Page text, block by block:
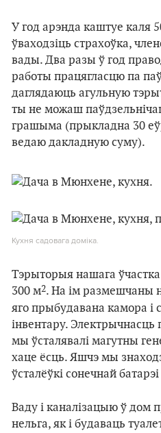
У год арэнда каштуе каля
ўваходзіць страхоўка,
вады. Два разы ў год
работы працягласцю па
даглядаюць агульную
ты не можаш
грашыма (прыкладна 30
ведаю дакладную суму).
Кухня садовага доміка.
Тэрыторыя нашага ўчастка
300 м2. На ім размешчаны
яго прыбудавана камора і
інвентару. Электрычнасць
мы ўсталявалі магутны
хаце ёсць. Яшчэ мы
ўсталёўкі сонечнай
Ваду і каналізацыю ў дом
нельга, як і будаваць